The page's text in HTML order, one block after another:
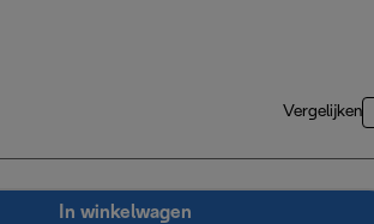
Vergelijken
In winkelwagen